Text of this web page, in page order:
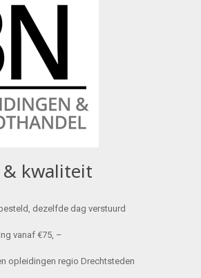
& kwaliteit
dezelfde dag verstuurd
vanaf €75, –
opleidingen regio Drechtsteden